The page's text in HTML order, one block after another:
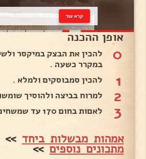
קרא עוד
אופן ההכנה
0
להכין את הבצק במיקסר
במקרר כשעה .
1 להכין סמבוסקים ולמלא .
2 למרוח בביצה ולהוסיך
3 לאםות בחום 170 עד שמשחים.
אמהות מבשלות ביחד >>
מתכונים נוספים>>